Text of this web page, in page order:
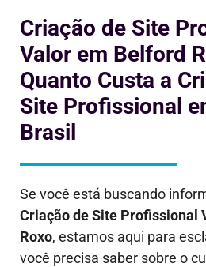
Criação de Site
Valor em Belford
Quanto Custa a
Site Profissional
Brasil
Se você está buscando
Criação de Site Profissional
Roxo, estamos aqui para
você precisa saber sobre o